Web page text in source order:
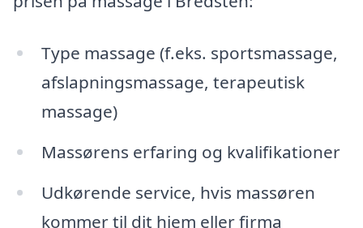
Type massage (f.eks. sportsmassage,
afslapningsmassage, terapeutisk
massage)
Massørens erfaring og kvalifikationer
Udkørende service, hvis massøren
kommer til dit hjem eller firma